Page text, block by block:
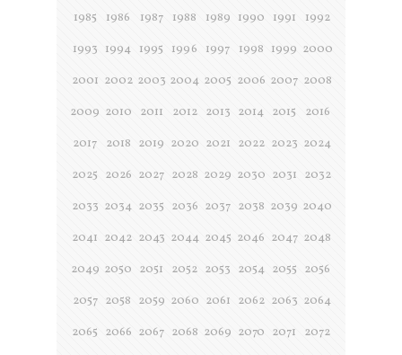
1985
1986 1987 1988 1989 1990 1991
1992
1993 1994 1995 1996 1997 1998 1999 2000
2001 2002 2003 2004 2005 2006 2007 2008
2009 2010 2011 2012 2013 2014 2015
2016
2017
2018 2019 2020 2021 2022 2023 2024
2025 2026 2027 2028 2029 2030 2031 2032
2033 2034 2035 2036 2037 2038 2039 2040
2041 2042 2043 2044 2045 2046 2047 2048
2049 2050 2051 2052 2053 2054 2055 2056
2057 2058 2059 2060 2061 2062 2063 2064
2065 2066 2067 2068 2069 2070 2071
2072